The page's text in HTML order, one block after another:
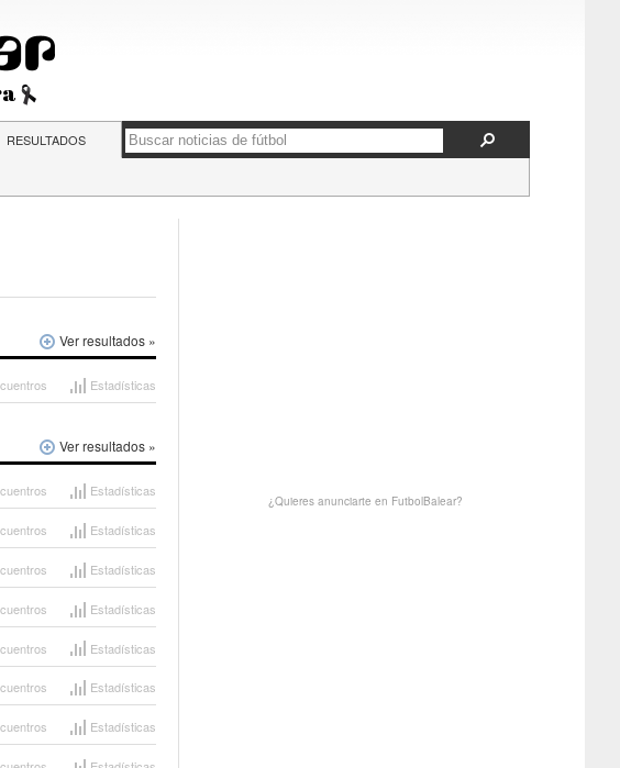
RESULTADOS
Ver resultados »
Estadísticas
Ver resultados »
Estadísticas
Estadísticas
Estadísticas
Estadísticas
Estadísticas
Estadísticas
Estadísticas
¿Quieres anunciarte en FutbolBalear?